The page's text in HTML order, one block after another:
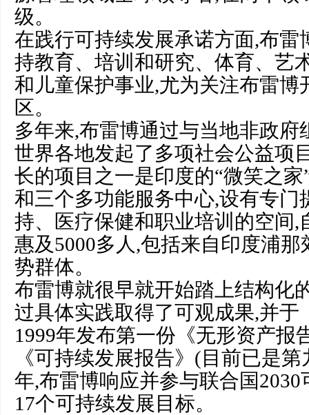
级。
在践行可持续发展承诺方面,布雷
持教育、培训和研究、体育、艺
和儿童保护事业,尤为关注布雷博
区。
多年来,布雷博通过与当地非政府
世界各地发起了多项社会公益项
长的项目之一是印度的“微笑之
和三个多功能服务中心,设有专门
持、医疗保健和职业培训的空间,
惠及5000多人,包括来自印度浦
势群体。
布雷博就很早就开始踏上结构化
过具体实践取得了可观成果,并于
1999年发布第一份《无形资产报
《可持续发展报告》(目前已是
年,布雷博响应并参与联合国
17个可持续发展目标。